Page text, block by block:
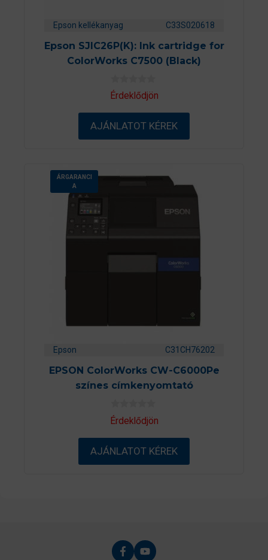
Epson kellékanyag C33S020618
Epson SJIC26P(K): Ink cartridge for
ColorWorks C7500 (Black)
0
a
-
ő
Érdeklődjön
AJÁNLATOT KÉREK
ÁRGARANCI
A
Epson C31CH76202
EPSON ColorWorks CW-C6000Pe
színes címkenyomtató
0
a
-
ő
Érdeklődjön
AJÁNLATOT KÉREK